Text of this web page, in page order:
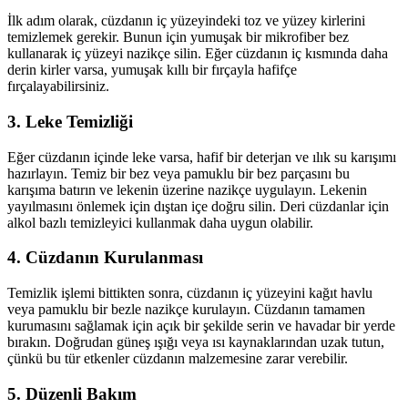
İlk adım olarak, cüzdanın iç yüzeyindeki toz ve yüzey kirlerini
temizlemek gerekir. Bunun için yumuşak bir mikrofiber bez
kullanarak iç yüzeyi nazikçe silin. Eğer cüzdanın iç kısmında daha
derin kirler varsa, yumuşak kıllı bir fırçayla hafifçe
fırçalayabilirsiniz.
3. Leke Temizliği
Eğer cüzdanın içinde leke varsa, hafif bir deterjan ve ılık su karışımı
hazırlayın. Temiz bir bez veya pamuklu bir bez parçasını bu
karışıma batırın ve lekenin üzerine nazikçe uygulayın. Lekenin
yayılmasını önlemek için dıştan içe doğru silin. Deri cüzdanlar için
alkol bazlı temizleyici kullanmak daha uygun olabilir.
4. Cüzdanın Kurulanması
Temizlik işlemi bittikten sonra, cüzdanın iç yüzeyini kağıt havlu
veya pamuklu bir bezle nazikçe kurulayın. Cüzdanın tamamen
kurumasını sağlamak için açık bir şekilde serin ve havadar bir yerde
bırakın. Doğrudan güneş ışığı veya ısı kaynaklarından uzak tutun,
çünkü bu tür etkenler cüzdanın malzemesine zarar verebilir.
5. Düzenli Bakım